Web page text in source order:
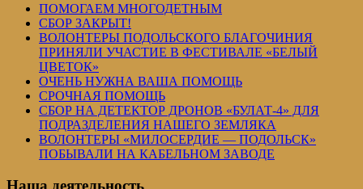
ПОМОГАЕМ МНОГОДЕТНЫМ
СБОР ЗАКРЫТ!
ВОЛОНТЕРЫ ПОДОЛЬСКОГО БЛАГОЧИНИЯ
ПРИНЯЛИ УЧАСТИЕ В ФЕСТИВАЛЕ «БЕЛЫЙ
ЦВЕТОК»
ОЧЕНЬ НУЖНА ВАША ПОМОЩЬ
СРОЧНАЯ ПОМОЩЬ
СБОР НА ДЕТЕКТОР ДРОНОВ «БУЛАТ-4» ДЛЯ
ПОДРАЗДЕЛЕНИЯ НАШЕГО ЗЕМЛЯКА
ВОЛОНТЕРЫ «МИЛОСЕРДИЕ — ПОДОЛЬСК»
ПОБЫВАЛИ НА КАБЕЛЬНОМ ЗАВОДЕ
Наша деятельность